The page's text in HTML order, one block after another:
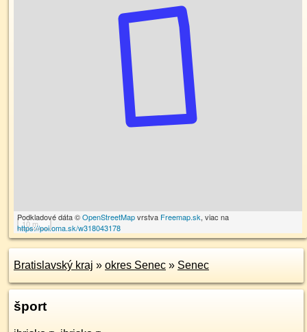
10 m
Podkladové dáta ©OpenStreetMapvrstva Freemap.sk, viac na
https://poi.oma.sk/w318043178
Bratislavský kraj » okres Senec » Senec
šport